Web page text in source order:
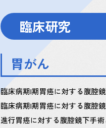
臨床研究
胃がん
臨床病期I期胃癌に対する腹腔
臨床病期I期胃癌に対する腹腔
進行胃癌に対する腹腔鏡下手